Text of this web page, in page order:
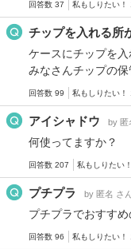
回答数 37 私もしりたい！
チップを入れる所
ケースにチップを入
みなさんチップの
回答数 99 私もしりたい！
アイシャドウ by 匿
何使ってますか？
回答数 207 私もしりたい
プチプラ by 匿名 さ
プチプラでおすす
回答数 96 私もしりたい！